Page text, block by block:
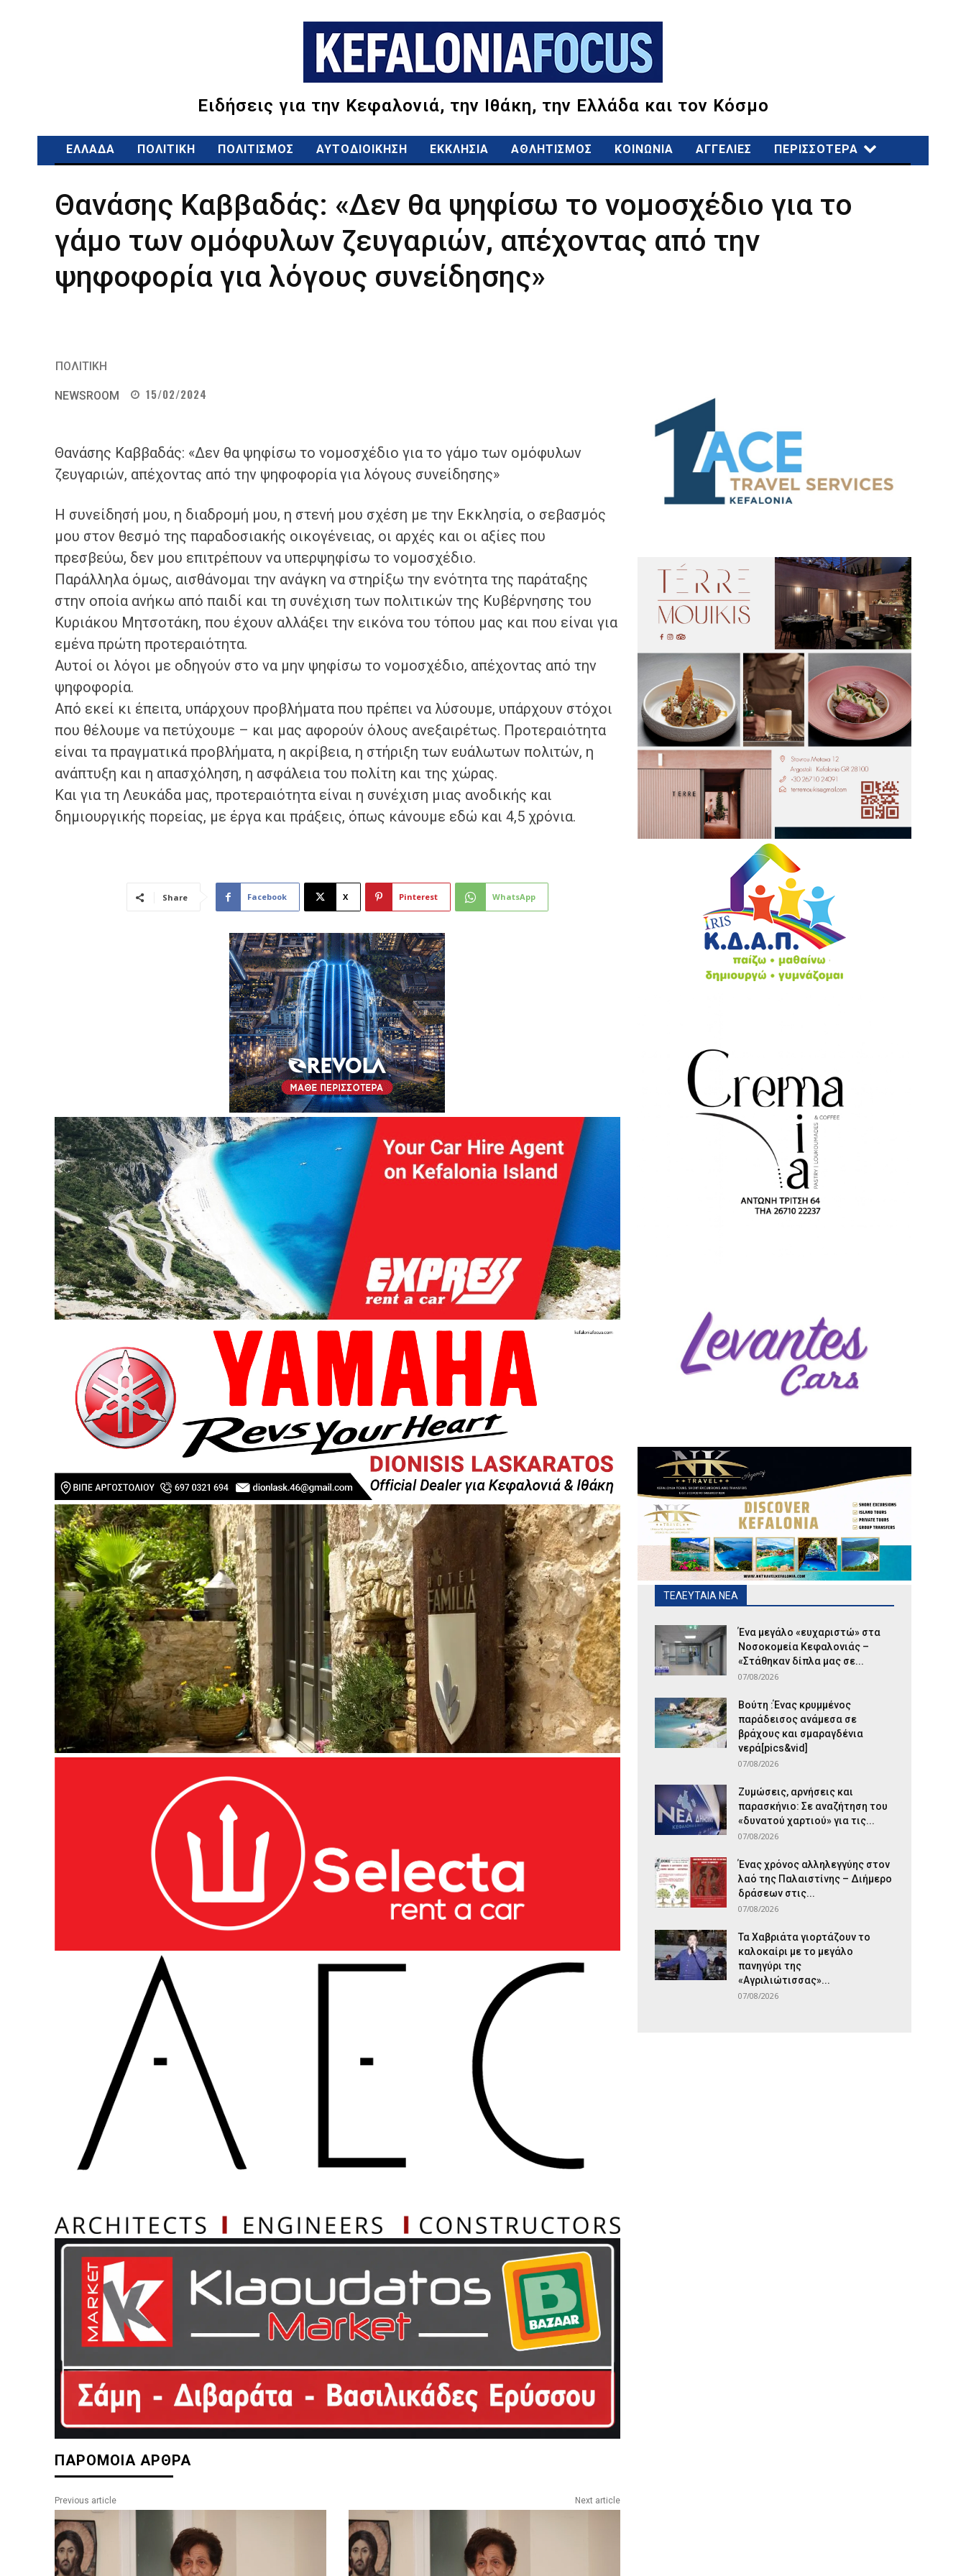
Ειδήσεις για την Κεφαλονιά, την Ιθάκη, την Ελλάδα και τον Κόσμο
ΕΛΛΑΔΑ ΠΟΛΙΤΙΚΗ ΠΟΛΙΤΙΣΜΟΣ ΑΥΤΟΔΙΟΙΚΗΣΗ ΕΚΚΛΗΣΙΑ ΑΘΛΗΤΙΣΜΟΣ ΚΟΙΝΩΝΙΑ ΑΓΓΕΛΙΕΣ ΠΕΡΙΣΣΟΤΕΡΑ
Θανάσης Καββαδάς: «Δεν θα ψηφίσω το νομοσχέδιο για το
γάμο των ομόφυλων ζευγαριών, απέχοντας από την
ψηφοφορία για λόγους συνείδησης»
ΠΟΛΙΤΙΚΗ
NEWSROOM 15/02/2024
Θανάσης Καββαδάς: «Δεν θα ψηφίσω το νομοσχέδιο για το γάμο των ομόφυλων
ζευγαριών, απέχοντας από την ψηφοφορία για λόγους συνείδησης»
Η συνείδησή μου, η διαδρομή μου, η στενή μου σχέση με την Εκκλησία, ο σεβασμός
μου στον θεσμό της παραδοσιακής οικογένειας, οι αρχές και οι αξίες που
πρεσβεύω, δεν μου επιτρέπουν να υπερψηφίσω το νομοσχέδιο.
Παράλληλα όμως, αισθάνομαι την ανάγκη να στηρίξω την ενότητα της παράταξης
στην οποία ανήκω από παιδί και τη συνέχιση των πολιτικών της Κυβέρνησης του
Κυριάκου Μητσοτάκη, που έχουν αλλάξει την εικόνα του τόπου μας και που είναι για
εμένα πρώτη προτεραιότητα.
Αυτοί οι λόγοι με οδηγούν στο να μην ψηφίσω το νομοσχέδιο, απέχοντας από την
ψηφοφορία.
Από εκεί κι έπειτα, υπάρχουν προβλήματα που πρέπει να λύσουμε, υπάρχουν στόχοι
που θέλουμε να πετύχουμε – και μας αφορούν όλους ανεξαιρέτως. Προτεραιότητα
είναι τα πραγματικά προβλήματα, η ακρίβεια, η στήριξη των ευάλωτων πολιτών, η
ανάπτυξη και η απασχόληση, η ασφάλεια του πολίτη και της χώρας.
Και για τη Λευκάδα μας, προτεραιότητα είναι η συνέχιση μιας ανοδικής και
δημιουργικής πορείας, με έργα και πράξεις, όπως κάνουμε εδώ και 4,5 χρόνια.
Share Facebook X Pinterest WhatsApp
ΠΑΡΟΜΟΙΑ ΑΡΘΡΑ
Previous article Next article
ΤΕΛΕΥΤΑΙΑ ΝΕΑ
Ένα μεγάλο «ευχαριστώ» στα
Νοσοκομεία Κεφαλονιάς –
«Στάθηκαν δίπλα μας σε...
07/08/2026
Βούτη :Ένας κρυμμένος
παράδεισος ανάμεσα σε
βράχους και σμαραγδένια
νερά[pics&vid]
07/08/2026
Ζυμώσεις, αρνήσεις και
παρασκήνιο: Σε αναζήτηση του
«δυνατού χαρτιού» για τις...
07/08/2026
Ένας χρόνος αλληλεγγύης στον
λαό της Παλαιστίνης – Διήμερο
δράσεων στις...
07/08/2026
Τα Χαβριάτα γιορτάζουν το
καλοκαίρι με το μεγάλο
πανηγύρι της
«Αγριλιώτισσας»...
07/08/2026